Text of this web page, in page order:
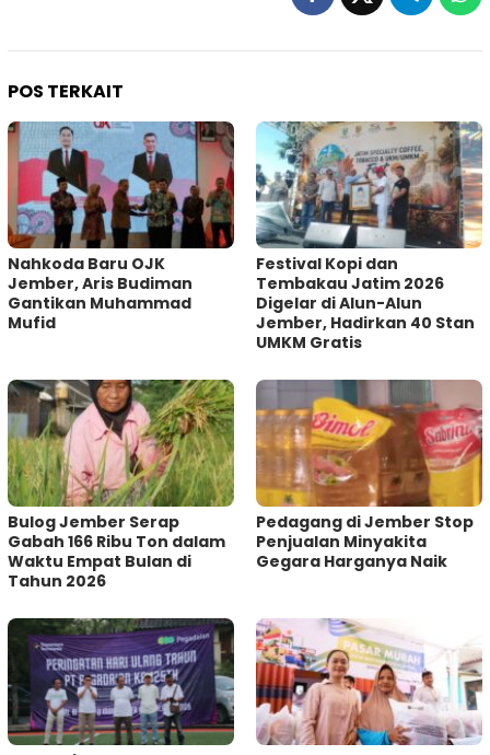
POS TERKAIT
Nahkoda Baru OJK
Jember, Aris Budiman
Gantikan Muhammad
Mufid
Festival Kopi dan
Tembakau Jatim 2026
Digelar di Alun-Alun
Jember, Hadirkan 40 Stan
UMKM Gratis
Bulog Jember Serap
Gabah 166 Ribu Ton dalam
Waktu Empat Bulan di
Tahun 2026
Pedagang di Jember Stop
Penjualan Minyakita
Gegara Harganya Naik